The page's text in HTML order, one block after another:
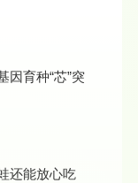
因育种“芯”突
还能放心吃